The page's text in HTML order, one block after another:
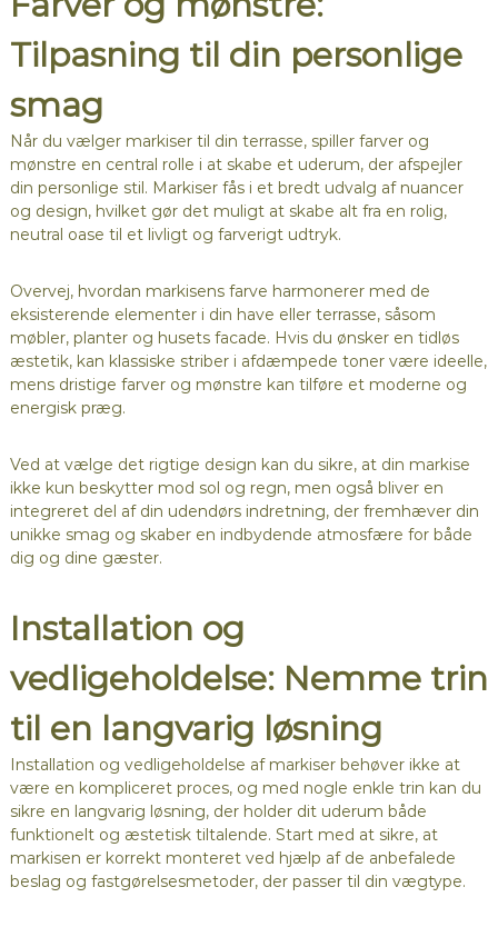
Tilpasning til din personlige
smag
Når du vælger markiser til din terrasse, spiller farver og
mønstre en central rolle i at skabe et uderum, der afspejler
din personlige stil. Markiser fås i et bredt udvalg af nuancer
og design, hvilket gør det muligt at skabe alt fra en rolig,
neutral oase til et livligt og farverigt udtryk.
Overvej, hvordan markisens farve harmonerer med de
eksisterende elementer i din have eller terrasse, såsom
møbler, planter og husets facade. Hvis du ønsker en tidløs
æstetik, kan klassiske striber i afdæmpede toner være ideelle,
mens dristige farver og mønstre kan tilføre et moderne og
energisk præg.
Ved at vælge det rigtige design kan du sikre, at din markise
ikke kun beskytter mod sol og regn, men også bliver en
integreret del af din udendørs indretning, der fremhæver din
unikke smag og skaber en indbydende atmosfære for både
dig og dine gæster.
Installation og
vedligeholdelse: Nemme trin
til en langvarig løsning
Installation og vedligeholdelse af markiser behøver ikke at
være en kompliceret proces, og med nogle enkle trin kan du
sikre en langvarig løsning, der holder dit uderum både
funktionelt og æstetisk tiltalende. Start med at sikre, at
markisen er korrekt monteret ved hjælp af de anbefalede
beslag og fastgørelsesmetoder, der passer til din vægtype.